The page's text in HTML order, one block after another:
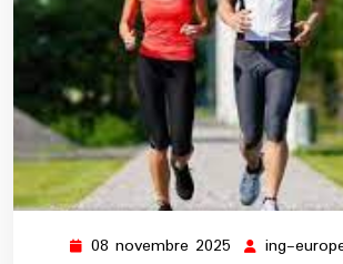
08 novembre 2025 08
ing-